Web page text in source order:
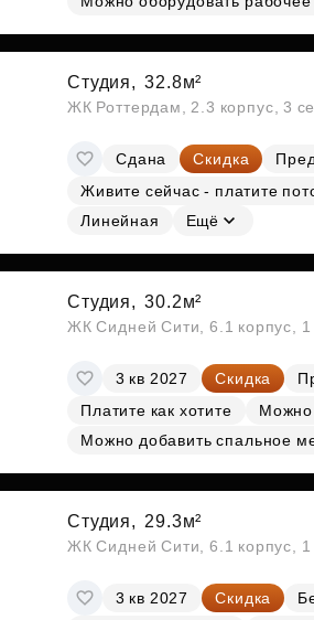
Студия, 32.8м²
ЖК Роттердам, 2.3 корпус, 3
Сдана Скидка
Живите сейчас - платите
Линейная
Ещё
Студия, 30.2м²
ЖК Сидней Сити, 6.1 корпус,
3 кв 2027 Скидка
Платите как хотите
Можно
Можно добавить спальное
Студия, 29.3м²
ЖК Сидней Сити, 6.1 корпус,
3 кв 2027 Скидка